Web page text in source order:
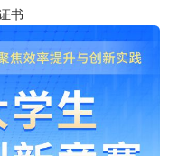
书